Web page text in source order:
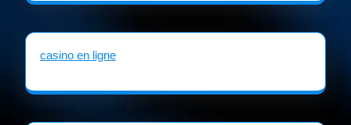
casino en ligne